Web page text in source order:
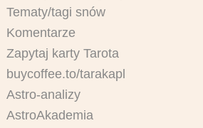
Tematy/tagi snów
Komentarze
Zapytaj karty Tarota
buycoffee.to/tarakapl
Astro-analizy
AstroAkademia